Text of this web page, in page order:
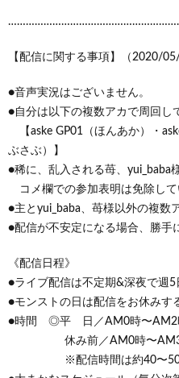
【配信に関する事項】（2020/
●音声実況はございません。
●自分は以下の複数アカで周回し
【aske GP01（ほんあか）・
ぶさぶ）】
●稀に、乱入される苺、yui_baba
コメ欄での参加表明は免除して
●主とyui_baba、苺様以外の複数
●配信が不安定になる場合、勝手
《配信日程》
●ライブ配信は不定期&深夜で週5
●モンストの日は配信をお休みす
●時間 ◎平 日／AM0時〜AM2
休み前／AM0時〜AM3
※配信時間は約40〜50分